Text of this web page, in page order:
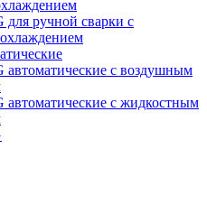
для ручной сварки с
автоматические с воздушным
автоматические с жидкостным